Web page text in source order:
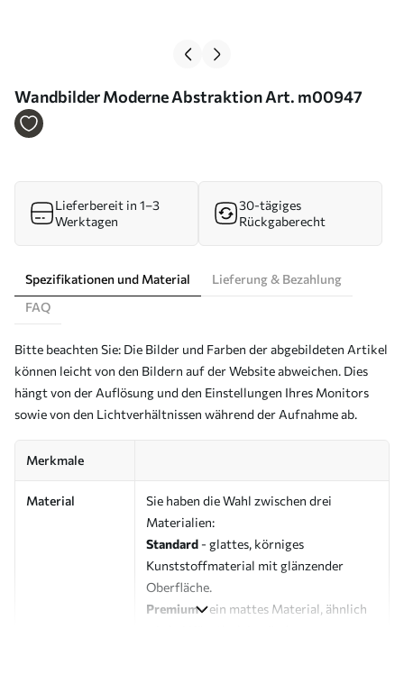
Wandbilder Moderne Abstraktion Art. m00947
Lieferbereit in 1–3
Werktagen
30-tägiges
Rückgaberecht
Spezifikationen und Material
Lieferung & Bezahlung
FAQ
Bitte beachten Sie: Die Bilder und Farben der abgebildeten Artikel
können leicht von den Bildern auf der Website abweichen. Dies
hängt von der Auflösung und den Einstellungen Ihres Monitors
sowie von den Lichtverhältnissen während der Aufnahme ab.
Merkmale
Material
Sie haben die Wahl zwischen drei
Materialien:
Standard - glattes, körniges
Kunststoffmaterial mit glänzender
Oberfläche.
Premium- ein mattes Material, ähnlich